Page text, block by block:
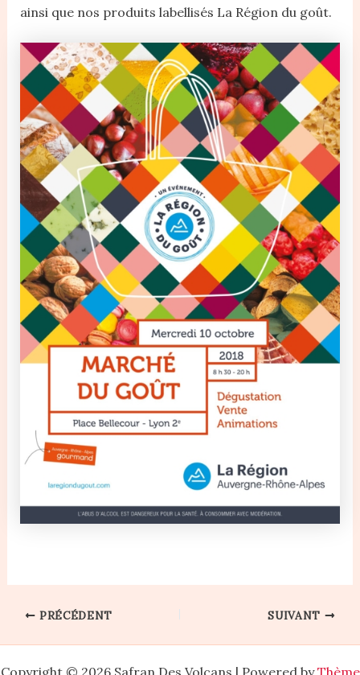
ainsi que nos produits labellisés La Région du goût.
PRÉCÉDENT SUIVANT
Copyright © 2026 Safran Des Volcans | Powered byThème